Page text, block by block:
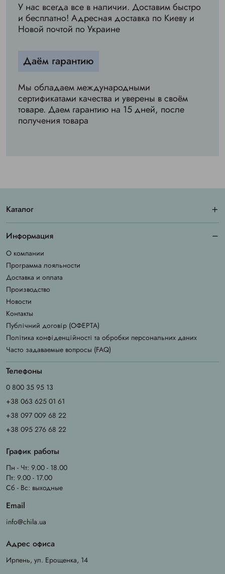
У нас всегда все в наличии. Доставим быстро
и бесплатно! Адресная доставка по Киеву и
Новой почтой по Украине
Даём гарантию
Мы обладаем международными
сертификатами качества и уверены в своём
товаре. Даем гарантию на 15 дней, после
получения товара
Каталог
Информация
О компании
Программа лояльности
Доставка и оплата
Производство
Новости
Контакты
Публічний договір (ОФЕРТА)
Політика конфіденційності та обробки персональних даних
Часто задаваемые вопросы (FAQ)
Телефоны
0 800 35 95 13
+38 063 625 01 61
+38 097 009 68 22
+38 095 276 68 22
График работы
Пн - Чт: 9.00 - 18.00
Пт: 9.00 - 17.00
Сб - Вс: выходные
Email
info@chila.ua
Адрес офиса
Ирпень, ул. Ерощенка, 14